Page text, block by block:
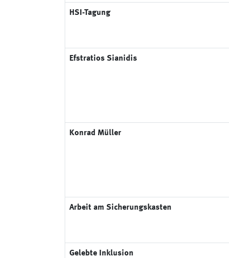
HSI-Tagung
Efstratios Sianidis
Konrad Müller
Arbeit am Sicherungskasten
Gelebte Inklusion